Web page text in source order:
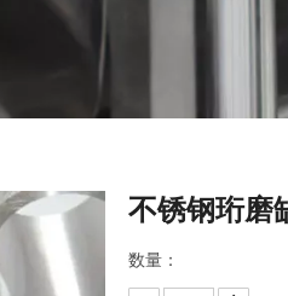
不锈钢珩磨
数量：